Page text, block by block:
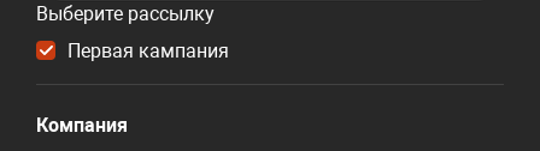
Выберите рассылку
Первая кампания
Компания